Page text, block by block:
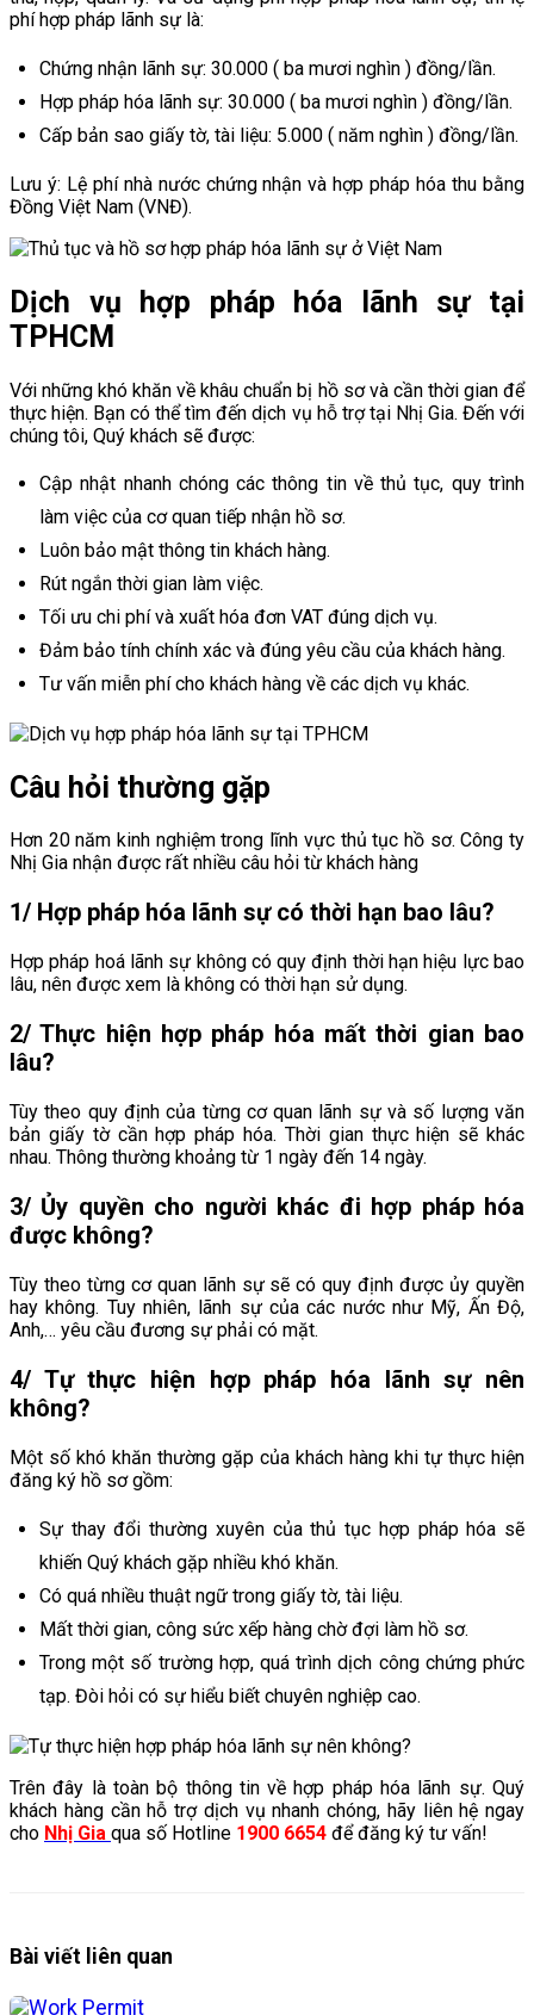
phí hợp pháp lãnh sự là:
Chứng nhận lãnh sự: 30.000 ( ba mươi nghìn ) đồng/lần.
Hợp pháp hóa lãnh sự: 30.000 ( ba mươi nghìn ) đồng/lần.
Cấp bản sao giấy tờ, tài liệu: 5.000 ( năm nghìn ) đồng/lần.
Lưu ý: Lệ phí nhà nước chứng nhận và hợp pháp hóa thu bằng
Đồng Việt Nam (VNĐ).
Dịch vụ hợp pháp hóa lãnh sự tại
TPHCM
Với những khó khăn về khâu chuẩn bị hồ sơ và cần thời gian để
thực hiện. Bạn có thể tìm đến dịch vụ hỗ trợ tại Nhị Gia. Đến với
chúng tôi, Quý khách sẽ được:
Cập nhật nhanh chóng các thông tin về thủ tục, quy trình
làm việc của cơ quan tiếp nhận hồ sơ.
Luôn bảo mật thông tin khách hàng.
Rút ngắn thời gian làm việc.
Tối ưu chi phí và xuất hóa đơn VAT đúng dịch vụ.
Đảm bảo tính chính xác và đúng yêu cầu của khách hàng.
Tư vấn miễn phí cho khách hàng về các dịch vụ khác.
Câu hỏi thường gặp
Hơn 20 năm kinh nghiệm trong lĩnh vực thủ tục hồ sơ. Công ty
Nhị Gia nhận được rất nhiều câu hỏi từ khách hàng
1/ Hợp pháp hóa lãnh sự có thời hạn bao lâu?
Hợp pháp hoá lãnh sự không có quy định thời hạn hiệu lực bao
lâu, nên được xem là không có thời hạn sử dụng.
2/ Thực hiện hợp pháp hóa mất thời gian bao
lâu?
Tùy theo quy định của từng cơ quan lãnh sự và số lượng văn
bản giấy tờ cần hợp pháp hóa. Thời gian thực hiện sẽ khác
nhau. Thông thường khoảng từ 1 ngày đến 14 ngày.
3/ Ủy quyền cho người khác đi hợp pháp hóa
được không?
Tùy theo từng cơ quan lãnh sự sẽ có quy định được ủy quyền
hay không. Tuy nhiên, lãnh sự của các nước như Mỹ, Ấn Độ,
Anh,… yêu cầu đương sự phải có mặt.
4/ Tự thực hiện hợp pháp hóa lãnh sự nên
không?
Một số khó khăn thường gặp của khách hàng khi tự thực hiện
đăng ký hồ sơ gồm:
Sự thay đổi thường xuyên của thủ tục hợp pháp hóa sẽ
khiến Quý khách gặp nhiều khó khăn.
Có quá nhiều thuật ngữ trong giấy tờ, tài liệu.
Mất thời gian, công sức xếp hàng chờ đợi làm hồ sơ.
Trong một số trường hợp, quá trình dịch công chứng phức
tạp. Đòi hỏi có sự hiểu biết chuyên nghiệp cao.
Trên đây là toàn bộ thông tin về hợp pháp hóa lãnh sự. Quý
khách hàng cần hỗ trợ dịch vụ nhanh chóng, hãy liên hệ ngay
cho Nhị Gia qua số Hotline 1900 6654 để đăng ký tư vấn!
Bài viết liên quan